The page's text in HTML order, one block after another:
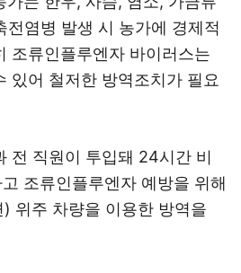
전염병 발생 시 농가에 경제적
조류인플루엔자 바이러스는
있어 철저한 방역조치가 필요
전 직원이 투입돼 24시간 비
조류인플루엔자 예방을 위해
위주 차량을 이용한 방역을